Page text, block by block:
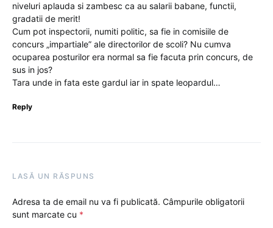
niveluri aplauda si zambesc ca au salarii babane, functii,
gradatii de merit!
Cum pot inspectorii, numiti politic, sa fie in comisiile de
concurs „impartiale” ale directorilor de scoli? Nu cumva
ocuparea posturilor era normal sa fie facuta prin concurs, de
sus in jos?
Tara unde in fata este gardul iar in spate leopardul…
Reply
LASĂ UN RĂSPUNS
Adresa ta de email nu va fi publicată. Câmpurile obligatorii
sunt marcate cu *